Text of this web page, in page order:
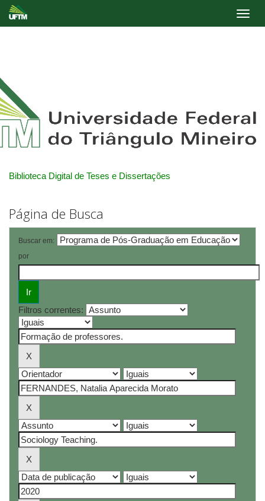
Biblioteca Digital de Teses e Dissertações
Página de Busca
Buscar em:
por
Filtros correntes: